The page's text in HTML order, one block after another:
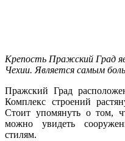
Крепость Пражский Град
Чехии. Является самым
Пражский Град
Комплекс строений
Стоит упомянуть о том,
можно увидеть
стилям.